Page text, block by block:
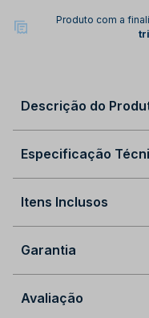
Produto com a
Descrição do
Especificação
Itens Inclusos
Garantia
Avaliação